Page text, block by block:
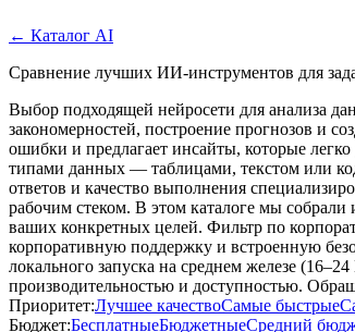
← Каталог AI
Сравнение лучших ИИ-инструментов для
Выбор подходящей нейросети для анализа
закономерностей, построение прогнозов и
ошибки и предлагает инсайты, которые
типами данных — таблицами, текстом или
ответов и качество выполнения
рабочим стеком. В этом каталоге мы
ваших конкретных целей. Фильтр по
корпоративную поддержку и встроенную
локального запуска на среднем железе
производительностью и доступностью.
Приоритет:Лучшее качествоСамые быстрые
Бюджет:БесплатныеБюджетныеСредний